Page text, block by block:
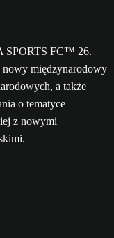
SPORTS FC™ 26.
nowy międzynarodowy
a także
o tematyce
z nowymi